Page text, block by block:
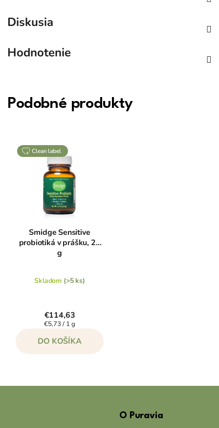
Diskusia
Hodnotenie
Podobné produkty
clean label
Smidge Sensitive
probiotiká v prášku, 20
g
Skladom (>5 ks)
€114,63
Jednotková
€5,73 / 1 g
DO KOŠÍKA
O Puravia